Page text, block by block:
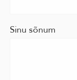
Sinu sõnum